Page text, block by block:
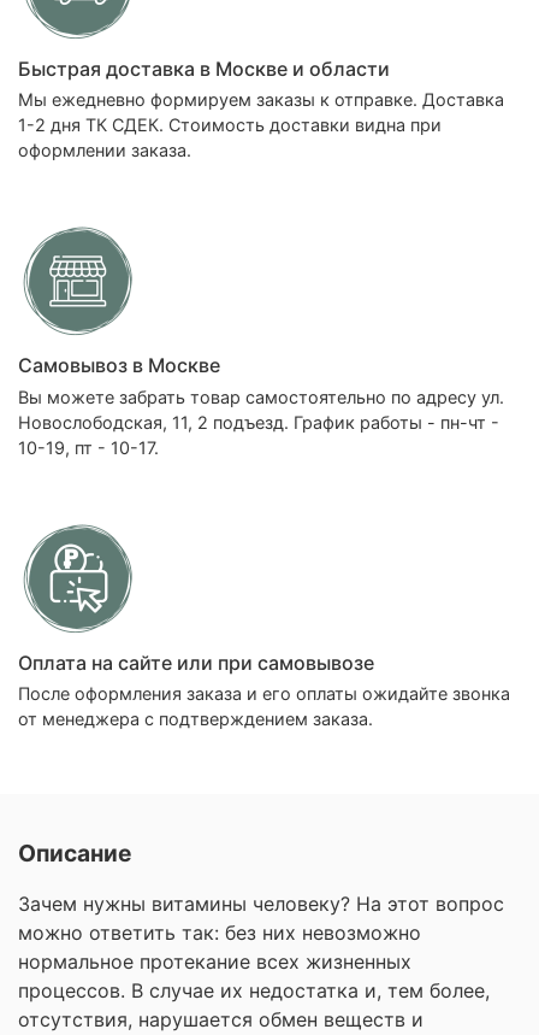
Быстрая доставка в Москве и области
Мы ежедневно формируем заказы к отправке. Доставка
1-2 дня ТК СДЕК. Стоимость доставки видна при
оформлении заказа.
Самовывоз в Москве
Вы можете забрать товар самостоятельно по адресу ул.
Новослободская, 11, 2 подъезд. График работы - пн-чт -
10-19, пт - 10-17.
Оплата на сайте или при самовывозе
После оформления заказа и его оплаты ожидайте звонка
от менеджера с подтверждением заказа.
Описание
Зачем нужны витамины человеку? На этот вопрос
можно ответить так: без них невозможно
нормальное протекание всех жизненных
процессов. В случае их недостатка и, тем более,
отсутствия, нарушается обмен веществ и